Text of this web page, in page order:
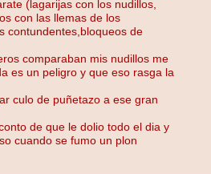
(lagarijas con los nudillos,
con las llemas de los
contundentes,bloqueos de
comparaban mis nudillos me
es un peligro y que eso rasga la
culo de puñetazo a ese gran
de que le dolio todo el dia y
cuando se fumo un plon